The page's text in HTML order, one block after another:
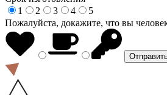
1
2 3 4
5
Пожалуйста, докажите, что вы